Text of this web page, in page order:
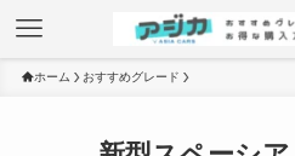
ホーム おすすめグレード